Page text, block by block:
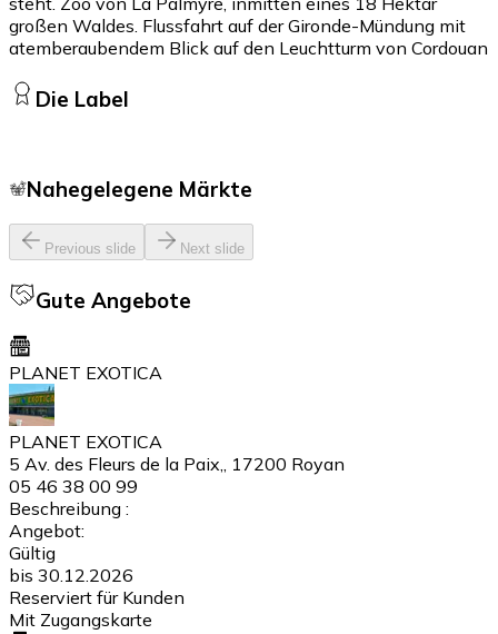
großen Waldes. Flussfahrt auf der Gironde-Mündung mit
atemberaubendem Blick auf den Leuchtturm von Cordouan
Die Label
Nahegelegene Märkte
Previous slide Next slide
Gute Angebote
PLANET EXOTICA
PLANET EXOTICA
5 Av. des Fleurs de la Paix,, 17200 Royan
05 46 38 00 99
Beschreibung :
Angebot:
Gültig
bis 30.12.2026
Reserviert für Kunden
Mit Zugangskarte